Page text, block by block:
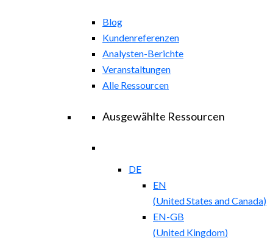
Blog
Kundenreferenzen
Analysten-Berichte
Veranstaltungen
Alle Ressourcen
Ausgewählte Ressourcen
DE
EN
(United States and Canada)
EN-GB
(United Kingdom)